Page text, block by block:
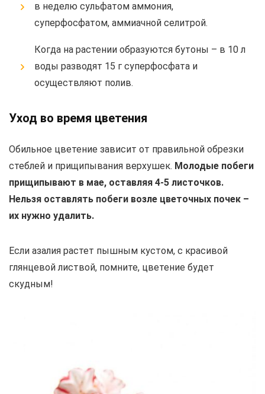
в неделю сульфатом аммония,
суперфосфатом, аммиачной селитрой.
Когда на растении образуются бутоны – в 10 л
воды разводят 15 г суперфосфата и
осуществляют полив.
Уход во время цветения
Обильное цветение зависит от правильной обрезки
стеблей и прищипывания верхушек. Молодые побеги
прищипывают в мае, оставляя 4-5 листочков.
Нельзя оставлять побеги возле цветочных почек –
их нужно удалить.
Если азалия растет пышным кустом, с красивой
глянцевой листвой, помните, цветение будет
скудным!